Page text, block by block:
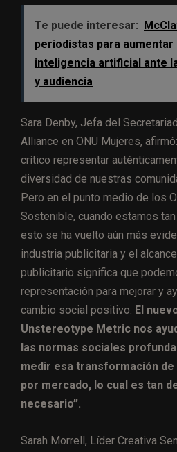
Te puede interesar:
periodistas para aumentar
inteligencia artificial ante
y audiencia
Sara Denby, Jefa del
Alliance en ONU Mujeres,
crítico representar
diversidad de nuestras
Pero en el punto medio de los
Sostenible, cuando estamos
esto se ha vuelto aún más
industria publicitaria y el
publicitario significa que
representación para mejorar y
cambio social positivo. El
Unstereotype Metric nos
las normas sociales
medir esa transformación
por mercado, lo cual es tan
necesario”.
Sarah Morrell, Líder Creativa